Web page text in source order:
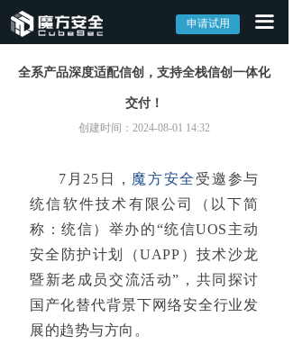
申请试用 끀
首页
产品中心
→ 外部攻击面管理系统EASM
→ 漏洞管理系统CVM
解决方案
→ 外部攻击面解决方案
→ 数字资产监控解决方案
全系产品深度适配信创，支持全栈信创一体化
交付！
7月25日， 魔方安全 受邀参与
统信软件技术有限公司
（以下简
称：统信）举办的“统信UOS主动
安全防护计划（UAPP）技术沙龙
暨新老成员交流活动”，共同探讨
国产化替代背景下网络安全行业发
展的趋势与方向。
创建时间： 2024-08-01 14:32